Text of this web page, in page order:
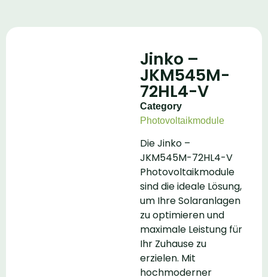
Jinko –
JKM545M-
72HL4-V
Category
Photovoltaikmodule
Die Jinko –
JKM545M-72HL4-V
Photovoltaikmodule
sind die ideale Lösung,
um Ihre Solaranlagen
zu optimieren und
maximale Leistung für
Ihr Zuhause zu
erzielen. Mit
hochmoderner